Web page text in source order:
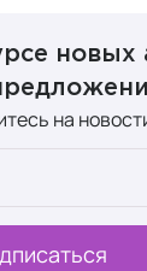
новых
на